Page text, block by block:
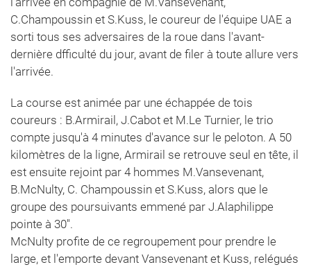
C.Champoussin et S.Kuss, le coureur de l'équipe UAE a
sorti tous ses adversaires de la roue dans l'avant-
dernière dfficulté du jour, avant de filer à toute allure vers
l'arrivée.
La course est animée par une échappée de tois
coureurs : B.Armirail, J.Cabot et M.Le Turnier, le trio
compte jusqu'à 4 minutes d'avance sur le peloton. A 50
kilomètres de la ligne, Armirail se retrouve seul en tête, il
est ensuite rejoint par 4 hommes M.Vansevenant,
B.McNulty, C. Champoussin et S.Kuss, alors que le
groupe des poursuivants emmené par J.Alaphilippe
pointe à 30''.
McNulty profite de ce regroupement pour prendre le
large, et l'emporte devant Vansevenant et Kuss, relégués